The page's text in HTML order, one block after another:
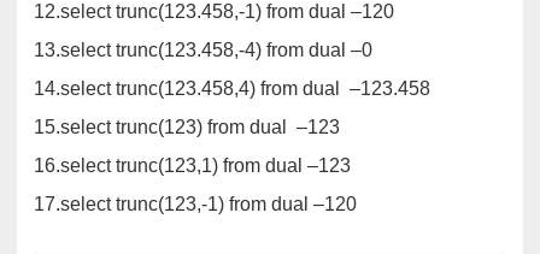
12.select trunc(123.458,-1) from dual –120
13.select trunc(123.458,-4) from dual –0
14.select trunc(123.458,4) from dual –123.458
15.select trunc(123) from dual –123
16.select trunc(123,1) from dual –123
17.select trunc(123,-1) from dual –120